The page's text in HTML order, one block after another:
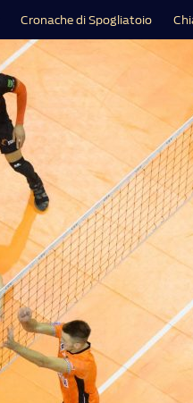
Cronache di Spogliatoio